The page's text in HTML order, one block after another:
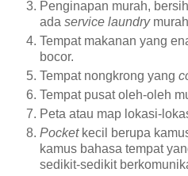
Penginapan murah,
ada service laundry
Tempat makanan yang
bocor.
Tempat nongkrong yang
Tempat pusat oleh-oleh
Peta atau map lokasi-
Pocket kecil berupa
kamus bahasa tempat
sedikit-sedikit